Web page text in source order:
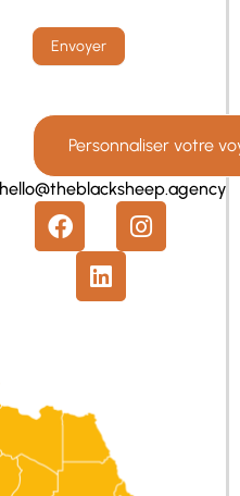
Envoyer
Personnaliser votre
hello@theblacksheep.agency